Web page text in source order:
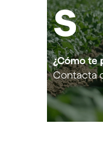
s
s
¿Cómo te
Contacta
Seguros